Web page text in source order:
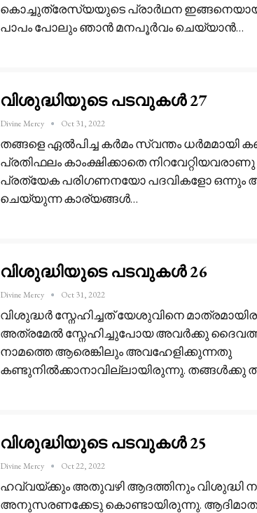
കൊച്ചുത്രേസ്യയുടെ പ്രാർഥന
പാപം പോലും ഞാൻ മനപൂർവം ചെയ്യാൻ…
വിശുദ്ധിയുടെ പടവുകൾ 27
Divine Mercy Oct 31, 2022
തങ്ങളെ ഏൽപിച്ച കർമം സ്വന്തം ധർമമായി
പ്രതിഫലം കാംക്ഷിക്കാതെ
പ്രത്യേക പരിഗണനയോ പദവികളോ ഒന്നും
ചെയ്യുന്ന കാര്യങ്ങൾ…
വിശുദ്ധിയുടെ പടവുകൾ 26
Divine Mercy Oct 31, 2022
വിശുദ്ധർ സ്നേഹിച്ചത് യേശുവിനെ
അത്രമേൽ സ്നേഹിച്ചുപോയ അവർക്കു
നാമത്തെ ആരെങ്കിലും അവഹേളിക്കുന്നതു
കണ്ടുനിൽക്കാനാവില്ലായിരുന്നു. തങ്ങൾക്കു
വിശുദ്ധിയുടെ പടവുകൾ 25
Divine Mercy Oct 22, 2022
ഹവ്വയ്ക്കും അതുവഴി ആദത്തിനും വിശുദ്ധി
അനുസരണക്കേടു കൊണ്ടായിരുന്നു.